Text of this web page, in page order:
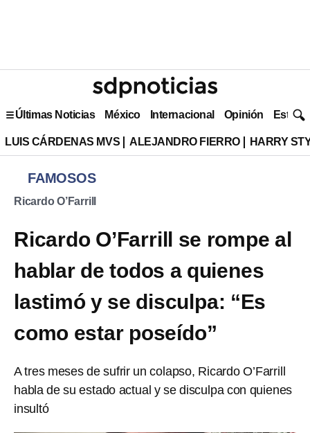
Últimas Noticias México Internacional Opinión Estilo
LUIS CÁRDENAS MVS ALEJANDRO FIERRO HARRY
FAMOSOS
Ricardo O’Farrill
Ricardo O’Farrill se rompe al
hablar de todos a quienes
lastimó y se disculpa: “Es
como estar poseído”
A tres meses de sufrir un colapso, Ricardo O’Farrill
habla de su estado actual y se disculpa con quienes
insultó